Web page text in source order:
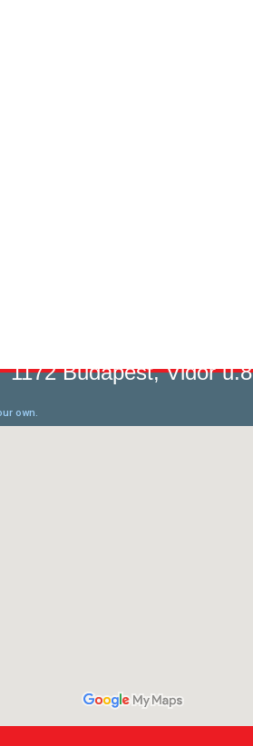
1172 Budapest, Vidor u.8